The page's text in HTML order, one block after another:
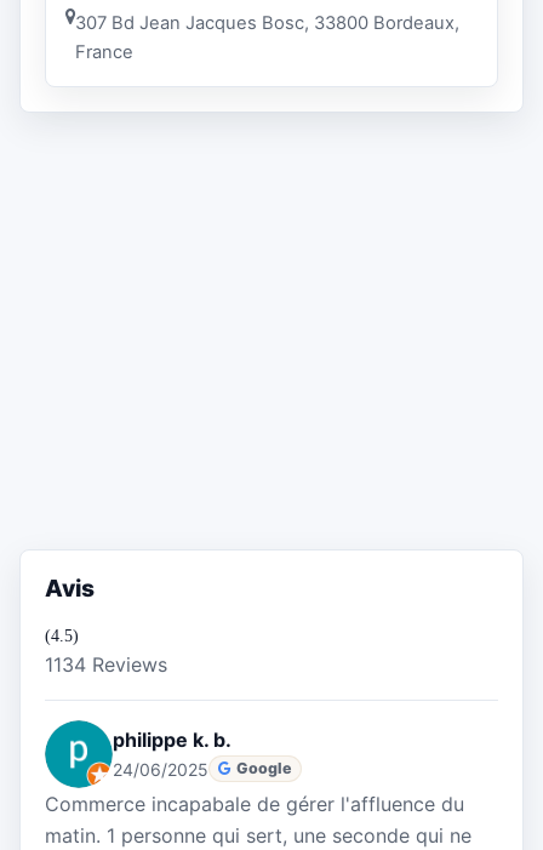
307 Bd Jean Jacques Bosc, 33800 Bordeaux,
France
Avis
(4.5)
1134 Reviews
philippe k. b.
24/06/2025 Google
Commerce incapabale de gérer l'affluence du
matin. 1 personne qui sert, une seconde qui ne